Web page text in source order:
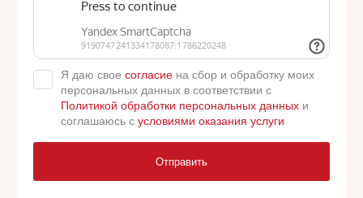
Я даю свое согласие на сбор и обработку моих
персональных данных в соответствии с
Политикой обработки персональных данных и
соглашаюсь с условиями оказания услуги
Отправить